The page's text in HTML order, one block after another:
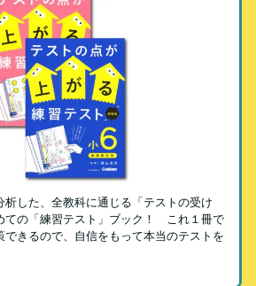
析した、全教科に通じる「テストの受け
ての「練習テスト」ブック！ これ１冊で
できるので、自信をもって本当のテストを